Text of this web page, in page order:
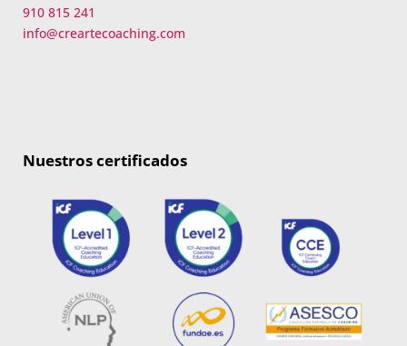
910 815 241
info@creartecoaching.com
Nuestros certificados